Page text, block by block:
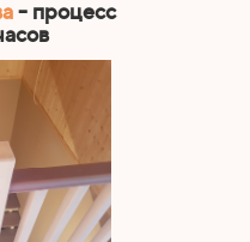
- процесс